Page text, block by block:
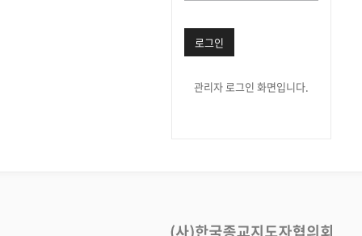
로그인
관리자 로그인 화면입니다.